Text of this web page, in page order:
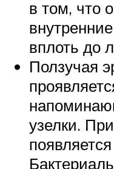
в том, что
вплоть до
Ползучая
узелки.